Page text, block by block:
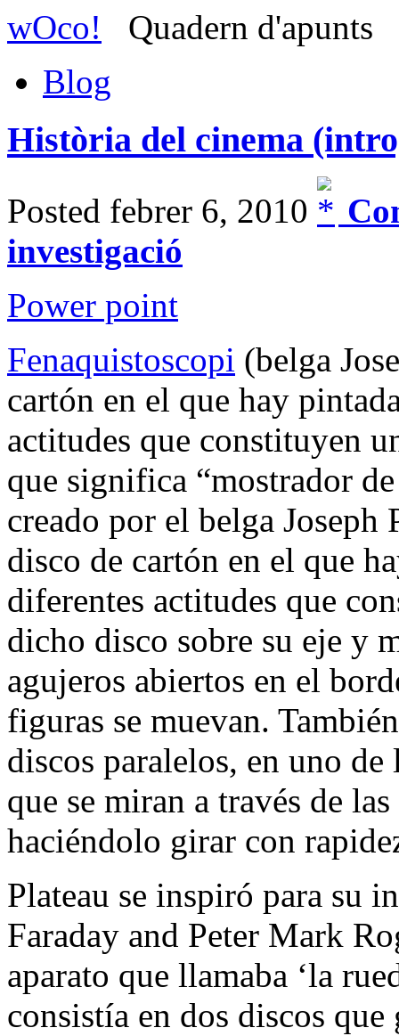
wOco!
Quadern d'apunts
Blog
Història del cinema
Posted febrer 6, 2010
investigació
Power point
Fenaquistoscopi (belga
cartón en el que hay
actitudes que constituyen
que significa “mostrador
creado por el belga Joseph
disco de cartón en el que
diferentes actitudes que
dicho disco sobre su eje y
agujeros abiertos en el
figuras se muevan.
discos paralelos, en uno
que se miran a través de
haciéndolo girar con
Plateau se inspiró para su
Faraday and Peter Mark
aparato que llamaba ‘la
consistía en dos discos